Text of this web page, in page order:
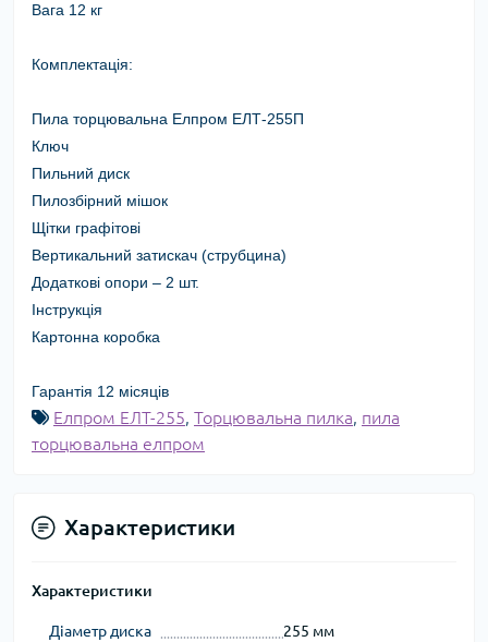
Вага 12 кг
Комплектація:
Пила торцювальна Елпром ЕЛТ-255П
Ключ
Пильний диск
Пилозбірний мішок
Щітки графітові
Вертикальний затискач (струбцина)
Додаткові опори – 2 шт.
Інструкція
Картонна коробка
Гарантія 12 місяців
Елпром ЕЛТ-255, Торцювальна пилка, пила
торцювальна елпром
Характеристики
Характеристики
Діаметр диска 255 мм